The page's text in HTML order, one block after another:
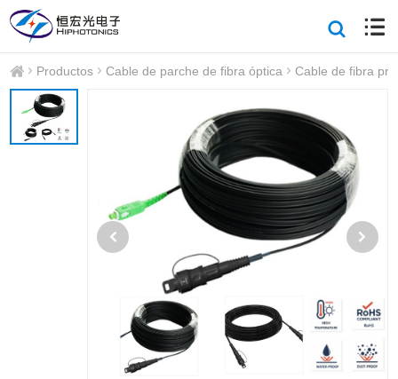
Productos Cable de parche de fibra óptica Cable de fibra